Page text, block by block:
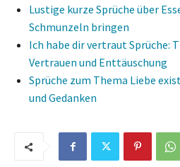
Lustige kurze Sprüche über
Schmunzeln bringen
Ich habe dir vertraut Sprüche:
Vertrauen und Enttäuschung
Sprüche zum Thema Liebe
und Gedanken